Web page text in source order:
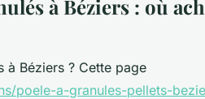
à Béziers : où
à Béziers ? Cette page
poele-a-granules-pellets-